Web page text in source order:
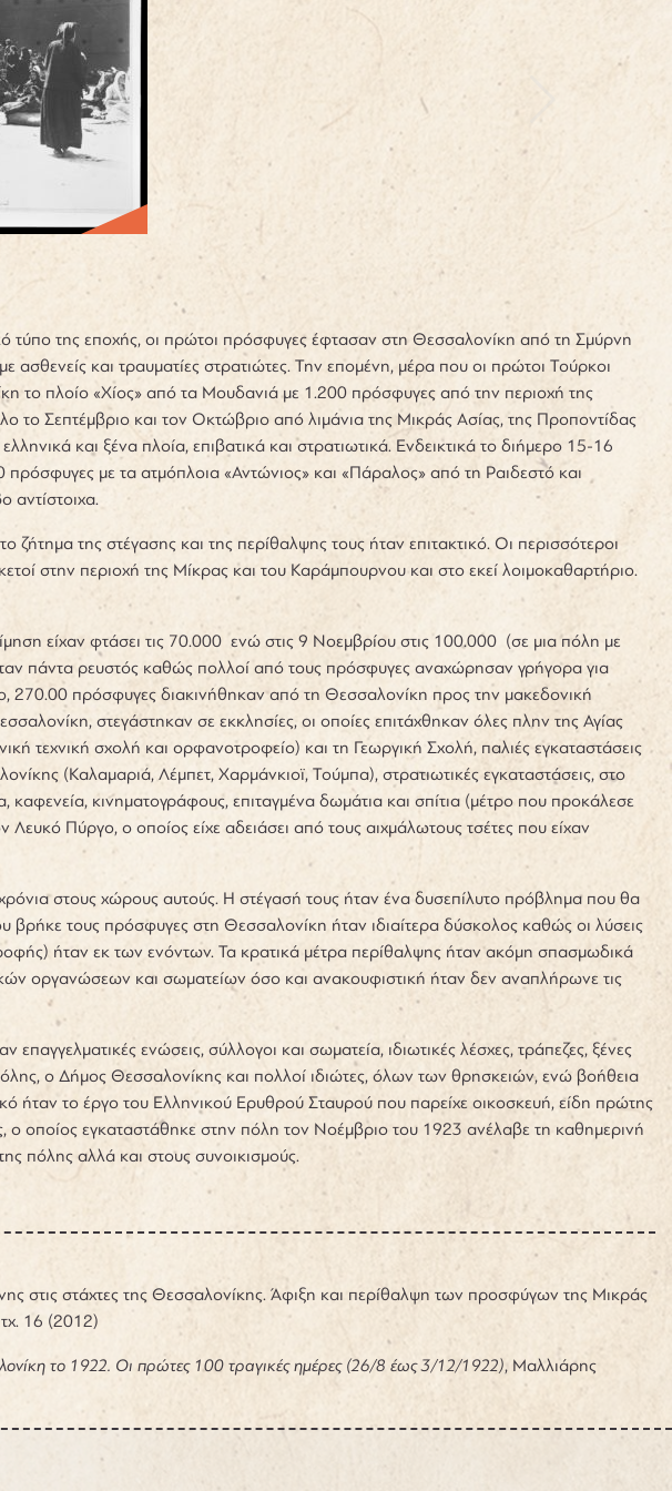
τύπο της εποχής, οι πρώτοι πρόσφυγες έφτασαν στη Θεσσαλονίκη από τη Σμύρνη
και τραυματίες στρατιώτες. Την επομένη, μέρα που οι πρώτοι Τούρκοι
το πλοίο «Χίος» από τα Μουδανιά με 1.200 πρόσφυγες από την περιοχή της
το Σεπτέμβριο και τον Οκτώβριο από λιμάνια της Μικράς Ασίας, της Προποντίδας
και ξένα πλοία, επιβατικά και στρατιωτικά. Ενδεικτικά το διήμερο 15-16
με τα ατμόπλοια «Αντώνιος» και «Πάραλος» από τη Ραιδεστό και
αντίστοιχα.
της στέγασης και της περίθαλψης τους ήταν επιτακτικό. Οι περισσότεροι
στην περιοχή της Μίκρας και του Καράμπουρνου και στο εκεί λοιμοκαθαρτήριο.
είχαν φτάσει τις 70.000 ενώ στις 9 Νοεμβρίου στις 100.000 (σε μια πόλη με
πάντα ρευστός καθώς πολλοί από τους πρόσφυγες αναχώρησαν γρήγορα για
270.00 πρόσφυγες διακινήθηκαν από τη Θεσσαλονίκη προς την μακεδονική
στεγάστηκαν σε εκκλησίες, οι οποίες επιτάχθηκαν όλες πλην της Αγίας
τεχνική σχολή και ορφανοτροφείο) και τη Γεωργική Σχολή, παλιές εγκαταστάσεις
(Καλαμαριά, Λέμπετ, Χαρμάνκιοϊ, Τούμπα), στρατιωτικές εγκαταστάσεις, στο
κινηματογράφους, επιταγμένα δωμάτια και σπίτια (μέτρο που προκάλεσε
Πύργο, ο οποίος είχε αδειάσει από τους αιχμάλωτους τσέτες που είχαν
στους χώρους αυτούς. Η στέγασή τους ήταν ένα δυσεπίλυτο πρόβλημα που θα
τους πρόσφυγες στη Θεσσαλονίκη ήταν ιδιαίτερα δύσκολος καθώς οι λύσεις
ήταν εκ των ενόντων. Τα κρατικά μέτρα περίθαλψης ήταν ακόμη σπασμωδικά
οργανώσεων και σωματείων όσο και ανακουφιστική ήταν δεν αναπλήρωνε τις
ενώσεις, σύλλογοι και σωματεία, ιδιωτικές λέσχες, τράπεζες, ξένες
ο Δήμος Θεσσαλονίκης και πολλοί ιδιώτες, όλων των θρησκειών, ενώ βοήθεια
ήταν το έργο του Ελληνικού Ερυθρού Σταυρού που παρείχε οικοσκευή, είδη πρώτης
οποίος εγκαταστάθηκε στην πόλη τον Νοέμβριο του 1923 ανέλαβε τη καθημερινή
πόλης αλλά και στους συνοικισμούς.
στις στάχτες της Θεσσαλονίκης. Άφιξη και περίθαλψη των προσφύγων της Μικράς
16 (2012)
το 1922. Οι πρώτες 100 τραγικές ημέρες (26/8 έως 3/12/1922), Μαλλιάρης